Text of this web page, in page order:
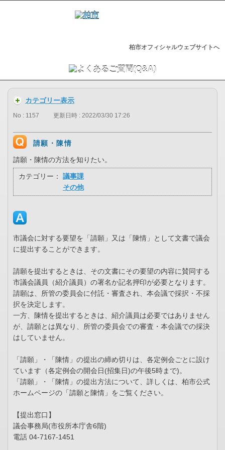
柏市オフィシャルウェブサイトへ
カテゴリー表示
No : 1157 更新日時 : 2022/03/30 17:26
請願・陳情
請願・陳情の方法を知りたい。
カテゴリー：
議事課
その他
市議会に対する要望を「請願」又は「陳情」として文書で議会
に提出することができます。
請願を提出するときは、その文書にその要望の内容に賛同する
市議会議員（紹介議員）の署名か記名押印が必要となります。
請願は、所管の委員会に付託・審査され、本会議で採択・不採
択を決定します。
一方、陳情を提出するときは、紹介議員は必要ではありません
が、請願とは異なり、所管の委員会での審査・本会議での採決
はしていません。
「請願」・「陳情」の提出の締め切りは、各定例会ごとに設け
ています（各定例会の開会日(招集日)の午後5時まで)。
「請願」・「陳情」の提出方法について、詳しくは、柏市公式
ホームページの「請願と陳情」をご覧ください。
【提出窓口】
議会事務局(市役所本庁舎6階)
電話 04-7167-1451